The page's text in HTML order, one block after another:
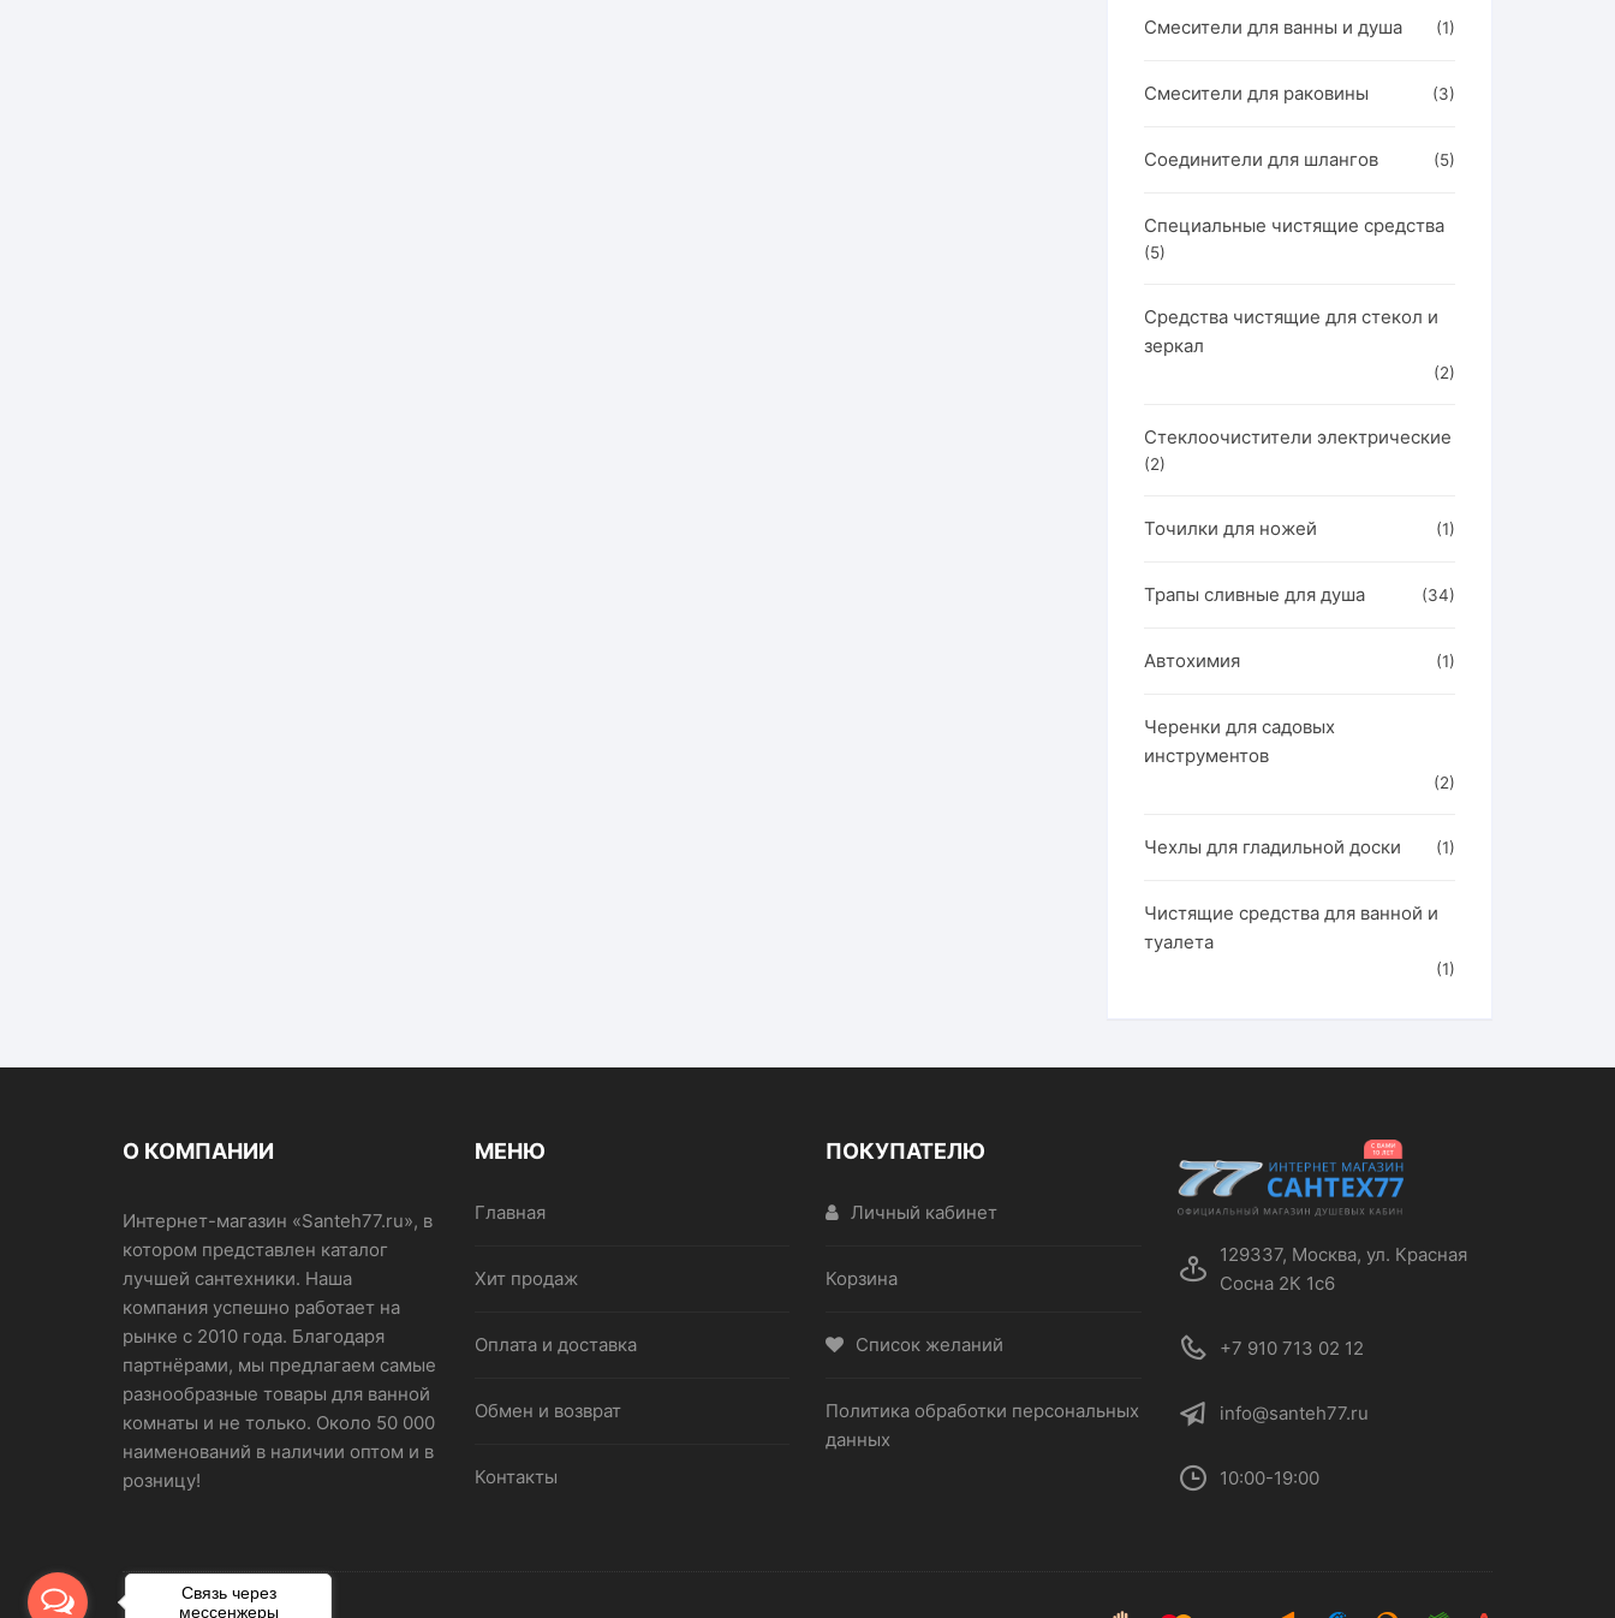
Смесители для ванны и душа (1)
Смесители для раковины (3)
Соединители для шлангов (5)
Специальные чистящие средства
(5)
Средства чистящие для стекол и
зеркал
(2)
Стеклоочистители электрические
(2)
Точилки для ножей (1)
Трапы сливные для душа (34)
Автохимия (1)
Черенки для садовых
инструментов
(2)
Чехлы для гладильной доски (1)
Чистящие средства для ванной и
туалета
(1)
О КОМПАНИИ
Интернет-магазин «Santeh77.ru», в
котором представлен каталог
лучшей сантехники. Наша
компания успешно работает на
рынке с 2010 года. Благодаря
партнёрами, мы предлагаем самые
разнообразные товары для ванной
комнаты и не только. Около 50 000
наименований в наличии оптом и в
розницу!
МЕНЮ
Главная
Хит продаж
Оплата и доставка
Обмен и возврат
Контакты
ПОКУПАТЕЛЮ
Личный кабинет
Корзина
Список желаний
Политика обработки персональных
данных
129337, Москва, ул. Красная
Сосна 2К 1с6
+7 910 713 02 12
info@santeh77.ru
10:00-19:00
Связь через
мессенжеры